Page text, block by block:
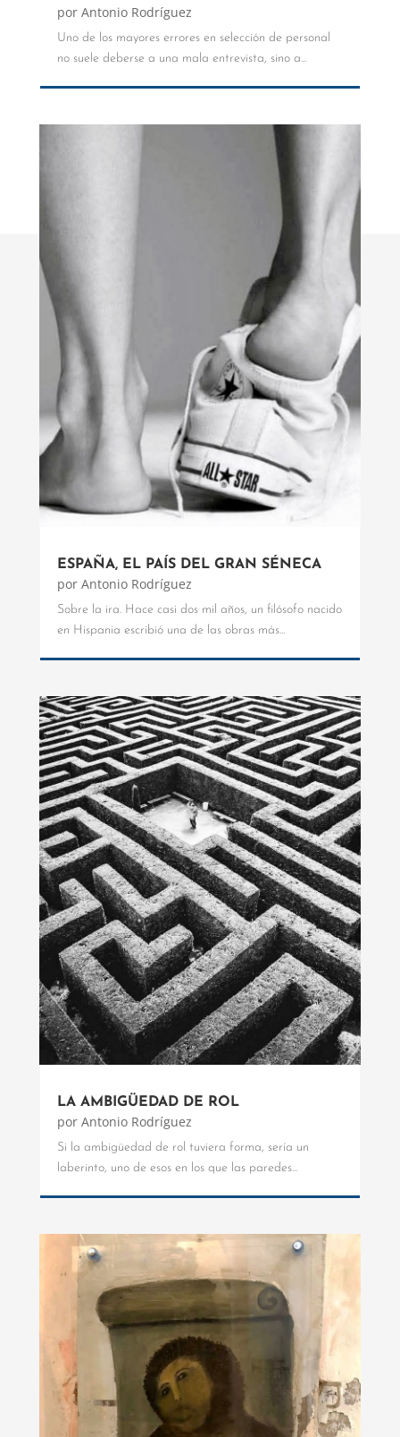
por Antonio Rodríguez
Uno de los mayores errores en selección de personal
no suele deberse a una mala entrevista, sino a...
ESPAÑA, EL PAÍS DEL GRAN SÉNECA
por Antonio Rodríguez
Sobre la ira. Hace casi dos mil años, un filósofo nacido
en Hispania escribió una de las obras más...
LA AMBIGÜEDAD DE ROL
por Antonio Rodríguez
Si la ambigüedad de rol tuviera forma, sería un
laberinto, uno de esos en los que las paredes...